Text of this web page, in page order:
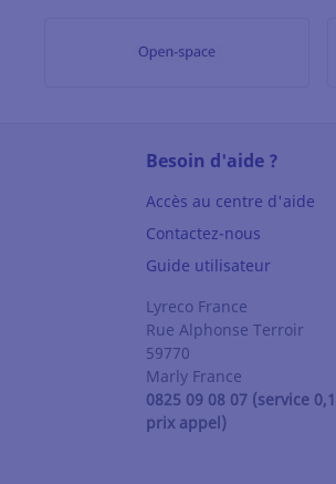
Besoin d'aide ?
Accès au centre d'aide
Contactez-nous
Guide utilisateur
Lyreco France
Rue Alphonse Terroir
59770
Marly France
0825 09 08 07 (service
prix appel)